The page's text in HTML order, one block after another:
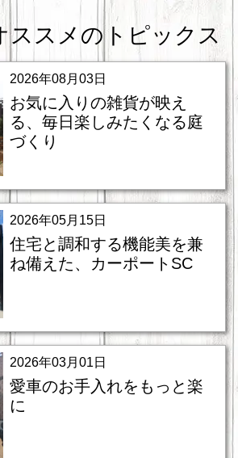
ススメのトピックス
2026年08月03日
お気に入りの雑貨が映え
る、毎日楽しみたくなる庭
づくり
2026年05月15日
住宅と調和する機能美を兼
ね備えた、カーポートSC
2026年03月01日
愛車のお手入れをもっと楽
に